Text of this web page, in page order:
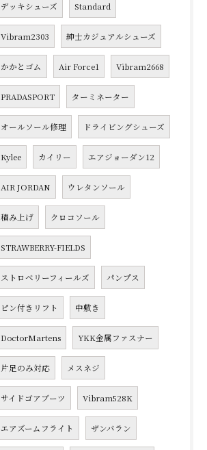
デッキシューズ Standard
Vibram2303 紳士カジュアルシューズ
かかとゴム Air Force1 Vibram2668
PRADASPORT ターミネーター
オールソール修理 ドライビングシューズ
Kylee カイリー エアジョーダン12
AIR JORDAN ウレタンソール
積み上げ クロコソール
STRAWBERRY-FIELDS
ストロベリーフィールズ パンプス
ピン付きリフト 中敷き
DoctorMartens YKK金属ファスナー
片足のみ対応 メスネジ
サイドゴアブーツ Vibram528K
エアズームフライト ザンバラン